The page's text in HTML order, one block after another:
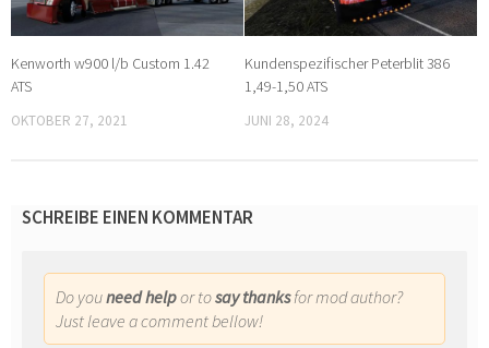
Kenworth w900 l/b Custom 1.42
ATS
OKTOBER 27, 2021
Kundenspezifischer Peterblit 386
1,49-1,50 ATS
JUNI 28, 2024
SCHREIBE EINEN KOMMENTAR
Do youneed helpor tosay thanksfor mod author?
Just leave a comment bellow!